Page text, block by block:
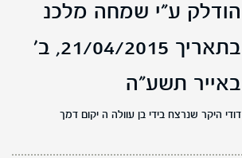
הודלק ע"י שמחה מלכנ
בתאריך 21/04/2015,
ב'
באייר תשע"ה
דודי היקר שנרצח בידי בן עוולה ה יקום דמך